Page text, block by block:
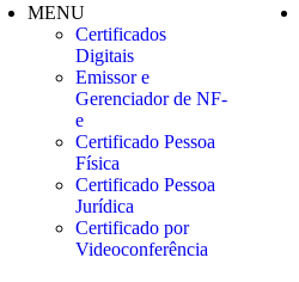
MENU
Certificados
Digitais
Emissor e
Gerenciador de NF-
e
Certificado Pessoa
Física
Certificado Pessoa
Jurídica
Certificado por
Videoconferência